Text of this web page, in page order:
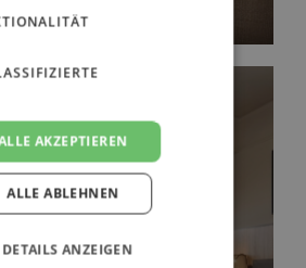
AKZEPTIEREN
ALLE ABLEHNEN
DETAILS ANZEIGEN